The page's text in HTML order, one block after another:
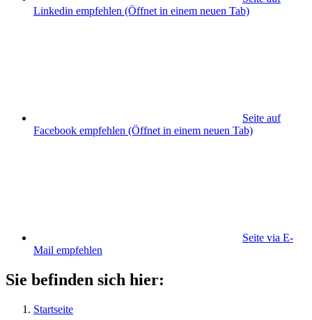
Linkedin empfehlen (Öffnet in einem neuen Tab)
Seite auf
Facebook empfehlen (Öffnet in einem neuen Tab)
Seite via E-
Mail empfehlen
Sie befinden sich hier:
Startseite